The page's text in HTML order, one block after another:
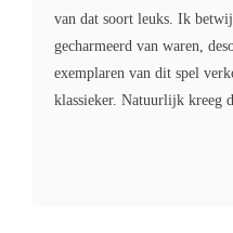
van dat soort leuks. Ik
gecharmeerd van waren,
exemplaren van dit spel
klassieker. Natuurlijk kreeg